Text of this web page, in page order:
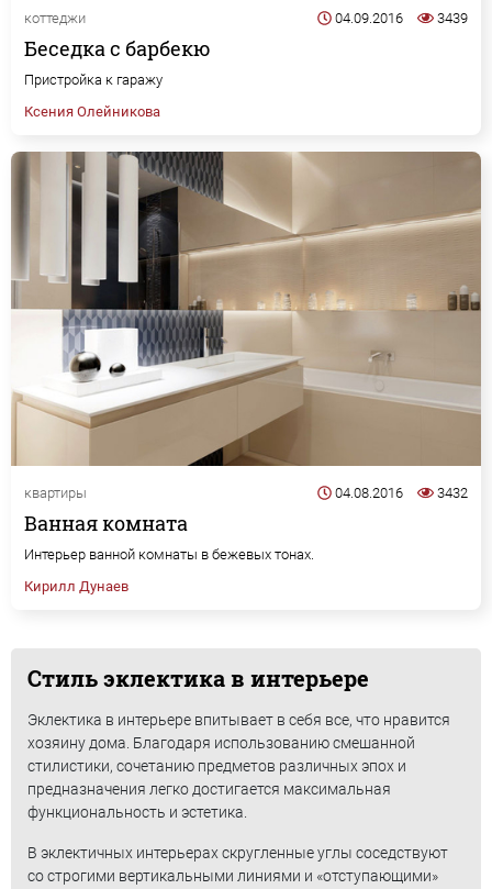
коттеджи 04.09.2016 3439
Беседка с барбекю
Пристройка к гаражу
Ксения Олейникова
квартиры 04.08.2016 3432
Ванная комната
Интерьер ванной комнаты в бежевых тонах.
Кирилл Дунаев
Стиль эклектика в интерьере
Эклектика в интерьере впитывает в себя все, что нравится
хозяину дома. Благодаря использованию смешанной
стилистики, сочетанию предметов различных эпох и
предназначения легко достигается максимальная
функциональность и эстетика.
В эклектичных интерьерах скругленные углы соседствуют
со строгими вертикальными линиями и «отступающими»